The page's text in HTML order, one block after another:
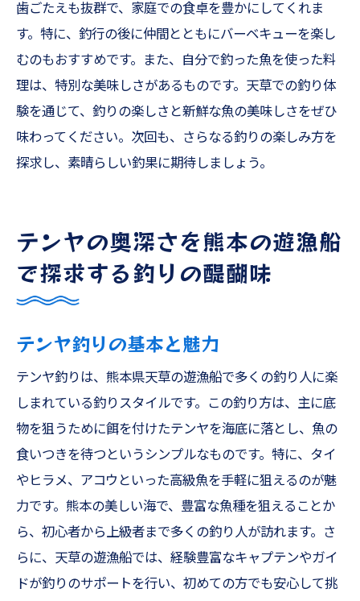
歯ごたえも抜群で、家庭での食卓を豊かにしてくれま
す。特に、釣行の後に仲間とともにバーベキューを楽し
むのもおすすめです。また、自分で釣った魚を使った料
理は、特別な美味しさがあるものです。天草での釣り体
験を通じて、釣りの楽しさと新鮮な魚の美味しさをぜひ
味わってください。次回も、さらなる釣りの楽しみ方を
探求し、素晴らしい釣果に期待しましょう。
テンヤの奥深さを熊本の遊漁船
で探求する釣りの醍醐味
テンヤ釣りの基本と魅力
テンヤ釣りは、熊本県天草の遊漁船で多くの釣り人に楽
しまれている釣りスタイルです。この釣り方は、主に底
物を狙うために餌を付けたテンヤを海底に落とし、魚の
食いつきを待つというシンプルなものです。特に、タイ
やヒラメ、アコウといった高級魚を手軽に狙えるのが魅
力です。熊本の美しい海で、豊富な魚種を狙えることか
ら、初心者から上級者まで多くの釣り人が訪れます。さ
らに、天草の遊漁船では、経験豊富なキャプテンやガイ
ドが釣りのサポートを行い、初めての方でも安心して挑